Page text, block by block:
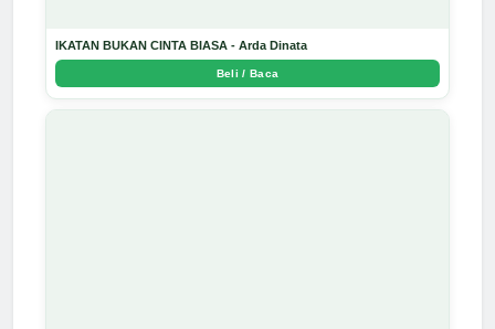
IKATAN BUKAN CINTA BIASA - Arda Dinata
Beli / Baca